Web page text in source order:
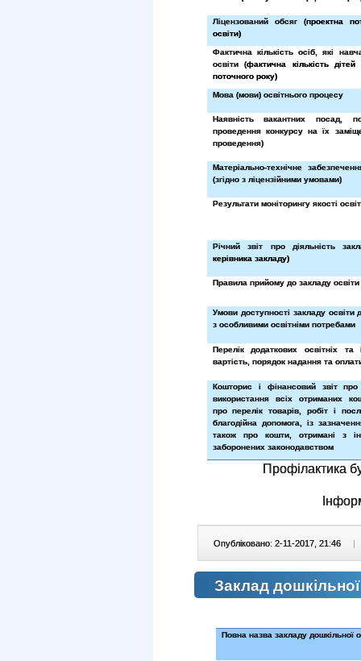
Ліцензований обсяг (проектна
освіти)
Фактична кількість осіб, які
освіти (фактична кількість
поточного року)
Мова (мови) освітнього процесу
Наявність вакантних посад,
проведення конкурсу на їх
проведення)
Матеріально-технічне
(згідно з ліцензійними умовами)
Результати моніторингу якості
Річний звіт про діяльність
керівника закладу)
Правила прийому до закладу освіти
Умови доступності закладу освіти
з особливими освітніми потребами
Перелік додаткових освітніх та
вартість, порядок надання та
Кошторис і фінансовий звіт
використання всіх отриманих
про перелік товарів, робіт і
благодійна допомога, із
також про кошти, отримані з
заборонених законодавством
Профілактика
Опубліковано: 2-11-2017, 21:46 |
Заклад
Повна назва закладу дошкільної